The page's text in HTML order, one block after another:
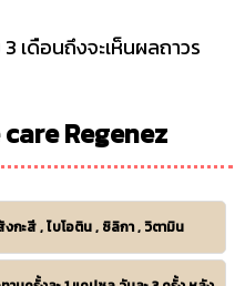
เดือนถึงจะเห็นผลถาวร
Regenez
งกะสี , ไบโอติน , ซิลิกา , วิตามิน